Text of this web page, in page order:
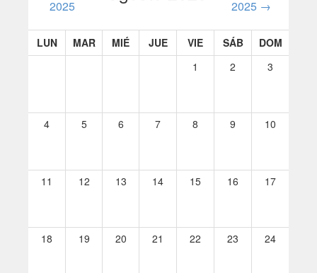
2025
2025 →
LUN MAR MIÉ JUE VIE SÁB
DOM
1
2 3
4 5 6 7 8 9 10
11 12 13 14 15 16 17
18 19 20 21 22 23 24